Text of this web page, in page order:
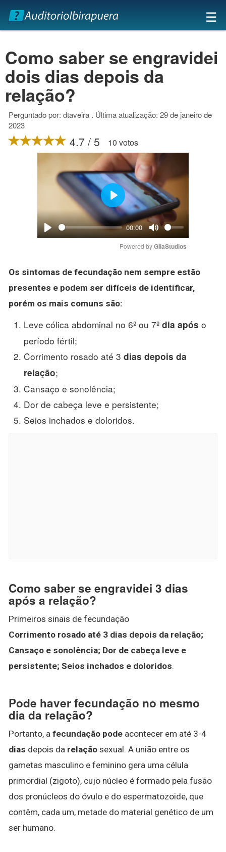
×
☰
Como saber se engravidei
dois dias depois da
relação?
Perguntado por: dtaveira . Última atualização: 29 de janeiro de
2023
4.7 / 5 10 votos
Play
00:00
Mute
Play
Powered by GliaStudios
Os sintomas de fecundação nem sempre estão
presentes e podem ser difíceis de identificar,
porém os mais comuns são:
Leve cólica abdominal no 6º ou 7º dia após o
período fértil;
Corrimento rosado até 3 dias depois da
relação;
Cansaço e sonolência;
Dor de cabeça leve e persistente;
Seios inchados e doloridos.
Como saber se engravidei 3 dias
após a relação?
Primeiros sinais de fecundação
Corrimento rosado até 3 dias depois da relação;
Cansaço e sonolência; Dor de cabeça leve e
persistente; Seios inchados e doloridos.
Pode haver fecundação no mesmo
dia da relação?
Portanto, a fecundação pode acontecer em até 3-4
dias depois da relação sexual. A união entre os
gametas masculino e feminino gera uma célula
primordial (zigoto), cujo núcleo é formado pela fusão
dos pronúcleos do óvulo e do espermatozoide, que
contêm, cada um, metade do material genético de um
ser humano.